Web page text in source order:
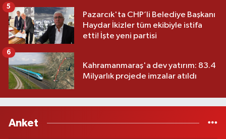
Pazarcık'ta CHP’li Belediye Başkanı
Haydar İkizler tüm ekibiyle istifa
etti! İşte yeni partisi
5
Kahramanmaraş'a dev yatırım: 83.4
Milyarlık projede imzalar atıldı
6
Anket